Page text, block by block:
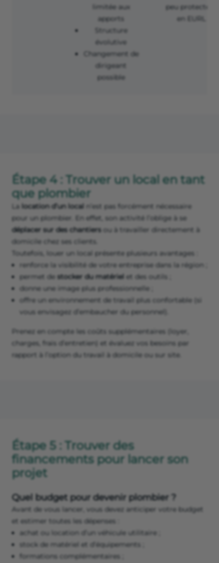
limitée aux
apports
Structure
évolutive
Changement de
dirigeant
possible
peu protecteur
en EURL
Étape 4 : Trouver un local en tant
que plombier
La location d’un local n’est pas forcément nécessaire
pour un plombier. En effet, son activité l’oblige à se
déplacer sur des chantiers ou à travailler directement à
domicile chez ses clients.
Toutefois, louer un local présente plusieurs avantages :
renforce la visibilité de votre entreprise dans la région ;
permet de stocker du matériel et des outils ;
donne une image plus professionnelle ;
offre un environnement de travail plus confortable (si
vous envisagez d’embaucher du personnel).
Prenez en compte les coûts supplémentaires (loyer,
charges, frais d’entretien) et évaluez vos besoins par
rapport à l’option du travail à domicile ou sur site.
Étape 5 : Trouver des
financements pour lancer son
projet
Quel budget pour devenir plombier ?
Avant de vous lancer, vous devez anticiper votre budget
et estimer toutes les dépenses :
achat ou location d’un véhicule utilitaire ;
stock de matériel et d’équipements ;
formations complémentaires ;